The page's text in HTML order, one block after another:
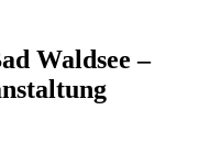
Waldsee –